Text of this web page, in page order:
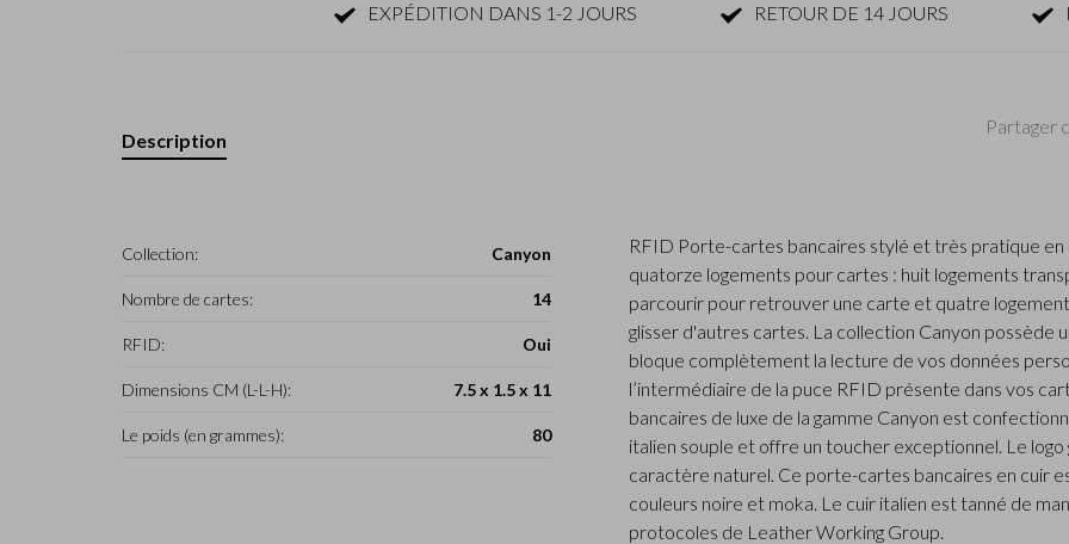
EXPÉDITION DANS 1-2 JOURS RETOUR DE 14 JOURS
Partager
Description
Collection: Canyon
Nombre de cartes: 14
RFID: Oui
Dimensions CM (L-L-H): 7.5 x 1.5 x 11
Le poids (en grammes): 80
RFID Porte-cartes bancaires stylé et très pratique en
quatorze logements pour cartes : huit logements
parcourir pour retrouver une carte et quatre
glisser d'autres cartes. La collection Canyon possède
bloque complètement la lecture de vos données
l’intermédiaire de la puce RFID présente dans vos
bancaires de luxe de la gamme Canyon est
italien souple et offre un toucher exceptionnel. Le logo
caractère naturel. Ce porte-cartes bancaires en cuir
couleurs noire et moka. Le cuir italien est tanné de
protocoles de Leather Working Group.